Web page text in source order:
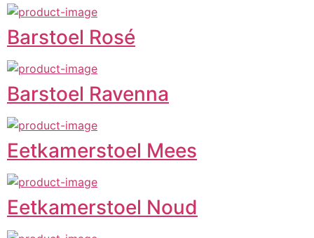
Barstoel Rosé
Barstoel Ravenna
Eetkamerstoel Mees
Eetkamerstoel Noud